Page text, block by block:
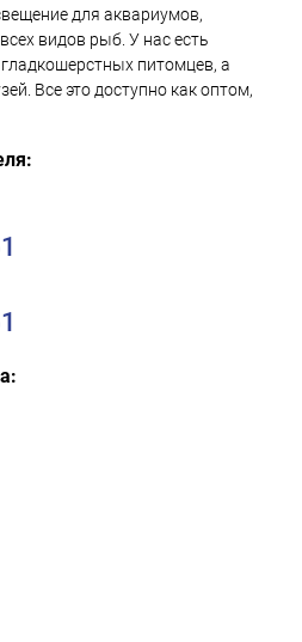
для аквариумов,
видов рыб. У нас есть
питомцев, а
Все это доступно как оптом,